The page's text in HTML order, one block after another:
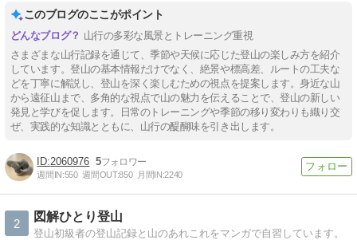
このブログのここがポイント
山行の多彩な風景とトレーニング重視
さまざまな山行記録を通じて、季節や天候に応じた登山の楽しみ方を紹介
しています。登山の基本情報だけでなく、絶景や標高差、ルートの工夫な
どを丁寧に解説し、登山を深く楽しむための視点を提案します。身近な山
から遠征山まで、多角的な視点で山の魅力を伝えることで、登山の新しい
発見と学びを促します。日常のトレーニングや季節の移り変わりも織り交
ぜ、実践的な知識とともに、山行の醍醐味を引き出します。
2060976 5
週間IN:550 週間OUT:850 月間IN:2240
2
図解ひとり登山
登山初級者の登山記録と山のあれこれをマンガで自習しています。